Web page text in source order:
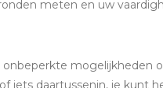
meten en uw
iets daartussenin, je kunt